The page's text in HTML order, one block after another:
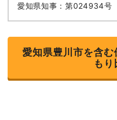
愛知県知事：第024934号
愛知県豊川市を含
もり